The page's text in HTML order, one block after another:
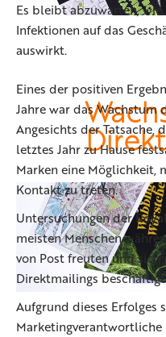
Es bleibt abzuwarten,
Infektionen auf das
auswirkt.
Eines der positiven
Jahre war das
Angesichts der Tatsache,
letztes Jahr zu Hause
Marken eine Möglichkeit,
Kontakt zu treten.
Untersuchungen der
meisten Menschen
von Post freuten und
Direktmailings
Aufgrund dieses Erfolges